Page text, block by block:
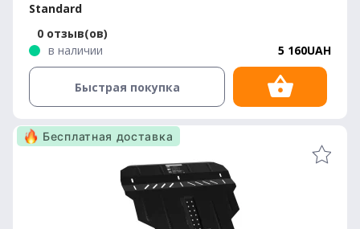
Standard
0 отзыв(ов)
в наличии
5 160UAH
Быстрая покупка
Бесплатная доставка